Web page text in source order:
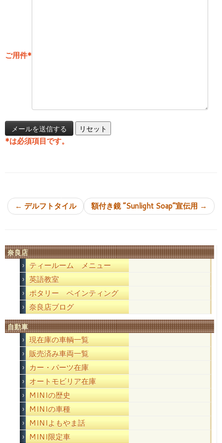
ご用件*
*は必須項目です。
← デルフトタイル 額付き鏡 “Sunlight Soap”宣伝用 →
奈良店
ティールーム メニュー
英語教室
ポタリー ペインティング
奈良店ブログ
自動車
現在庫の車輌一覧
販売済み車両一覧
カー・パーツ在庫
オートモビリア在庫
MINIの歴史
MINIの車種
MINIよもやま話
MINI限定車